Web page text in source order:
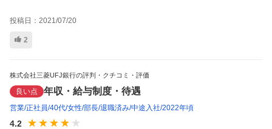
投稿日： 2021/07/20
2
株式会社三菱UFJ銀行の評判・クチコミ・評価
良い点 年収・給与制度・待遇
営業 正社員 40代 女性 部長 退職済み 中途入社 2022年頃
4.2